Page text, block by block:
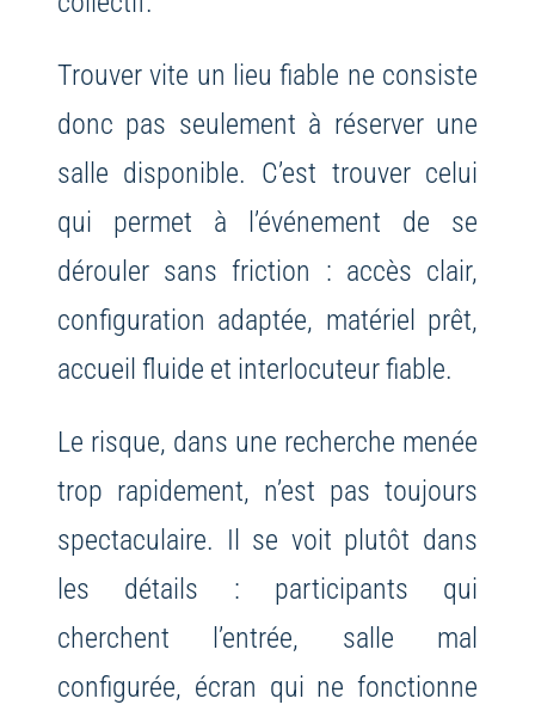
Trouver vite un lieu fiable ne consiste
donc pas seulement à réserver une
salle disponible. C’est trouver celui
qui permet à l’événement de se
dérouler sans friction : accès clair,
configuration adaptée, matériel prêt,
accueil fluide et interlocuteur fiable.
Le risque, dans une recherche menée
trop rapidement, n’est pas toujours
spectaculaire. Il se voit plutôt dans
les détails : participants qui
cherchent l’entrée, salle mal
configurée, écran qui ne fonctionne